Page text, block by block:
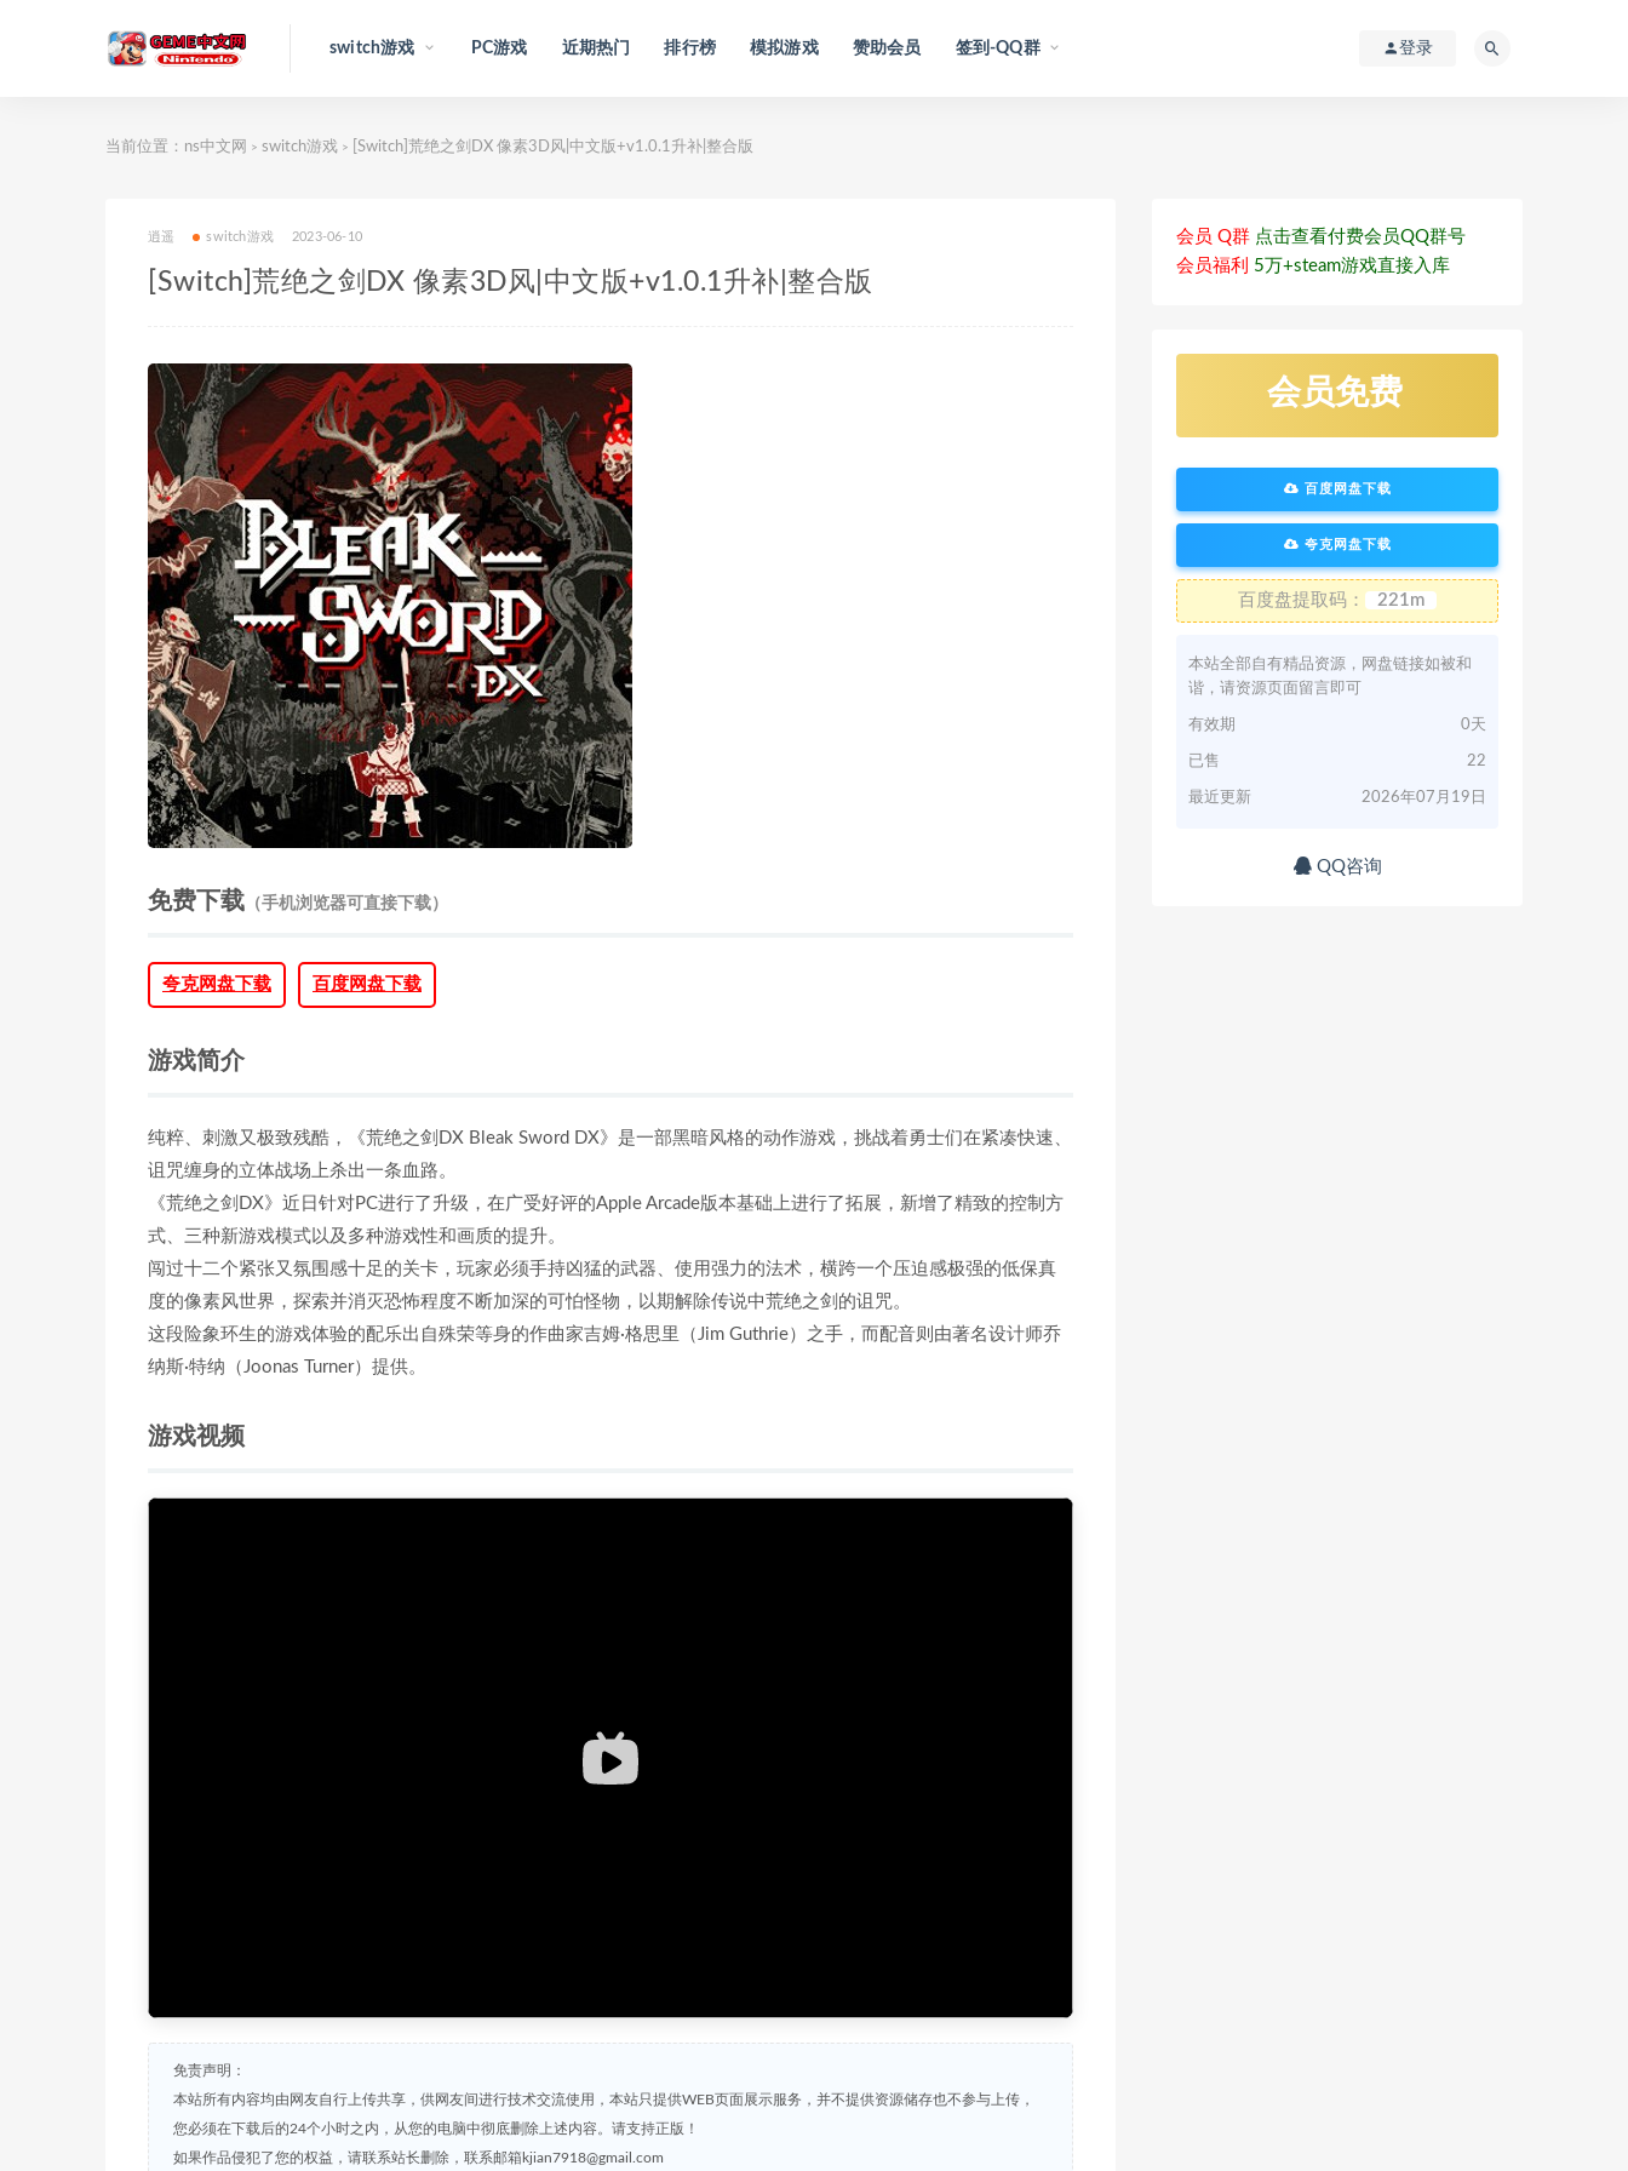
switch游戏 PC游戏 近期热门 排行榜 模拟游戏 赞助会员 签到-QQ群 登录
当前位置： ns中文网 > switch游戏 > [Switch]荒绝之剑DX 像素3D风|中文版+v1.0.1升补|整合版
逍遥 switch游戏 2023-06-10
[Switch]荒绝之剑DX 像素3D风|中文版+v1.0.1升补|整合版
免费下载 （手机浏览器可直接下载）
夸克网盘下载 百度网盘下载
游戏简介
纯粹、刺激又极致残酷，《荒绝之剑DX Bleak Sword DX》是一部黑暗风格的动作游戏，挑战着勇士们在紧凑快速、
诅咒缠身的立体战场上杀出一条血路。
《荒绝之剑DX》近日针对PC进行了升级，在广受好评的Apple Arcade版本基础上进行了拓展，新增了精致的控制方
式、三种新游戏模式以及多种游戏性和画质的提升。
闯过十二个紧张又氛围感十足的关卡，玩家必须手持凶猛的武器、使用强力的法术，横跨一个压迫感极强的低保真
度的像素风世界，探索并消灭恐怖程度不断加深的可怕怪物，以期解除传说中荒绝之剑的诅咒。
这段险象环生的游戏体验的配乐出自殊荣等身的作曲家吉姆·格思里（Jim Guthrie）之手，而配音则由著名设计师乔
纳斯·特纳（Joonas Turner）提供。
游戏视频
免责声明：
本站所有内容均由网友自行上传共享，供网友间进行技术交流使用，本站只提供WEB页面展示服务，并不提供资源储存也不参与上传，
您必须在下载后的24个小时之内，从您的电脑中彻底删除上述内容。请支持正版！
如果作品侵犯了您的权益，请联系站长删除，联系邮箱kjian7918@gmail.com
会员 Q群 点击查看付费会员QQ群号
会员福利 5万+steam游戏直接入库
会员免费
百度网盘下载
夸克网盘下载
百度盘提取码： 221m
本站全部自有精品资源，网盘链接如被和
谐，请资源页面留言即可
有效期 0天
已售 22
最近更新 2026年07月19日
QQ咨询